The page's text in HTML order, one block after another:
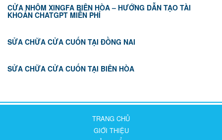
CỬA NHÔM XINGFA BIÊN HÒA – HƯỚNG DẪN TẠO TÀI
KHOẢN CHATGPT MIỄN PHÍ
SỬA CHỮA CỬA CUỐN TẠI ĐỒNG NAI
SỬA CHỮA CỬA CUỐN TẠI BIÊN HÒA
TRANG CHỦ
GIỚI THIỆU